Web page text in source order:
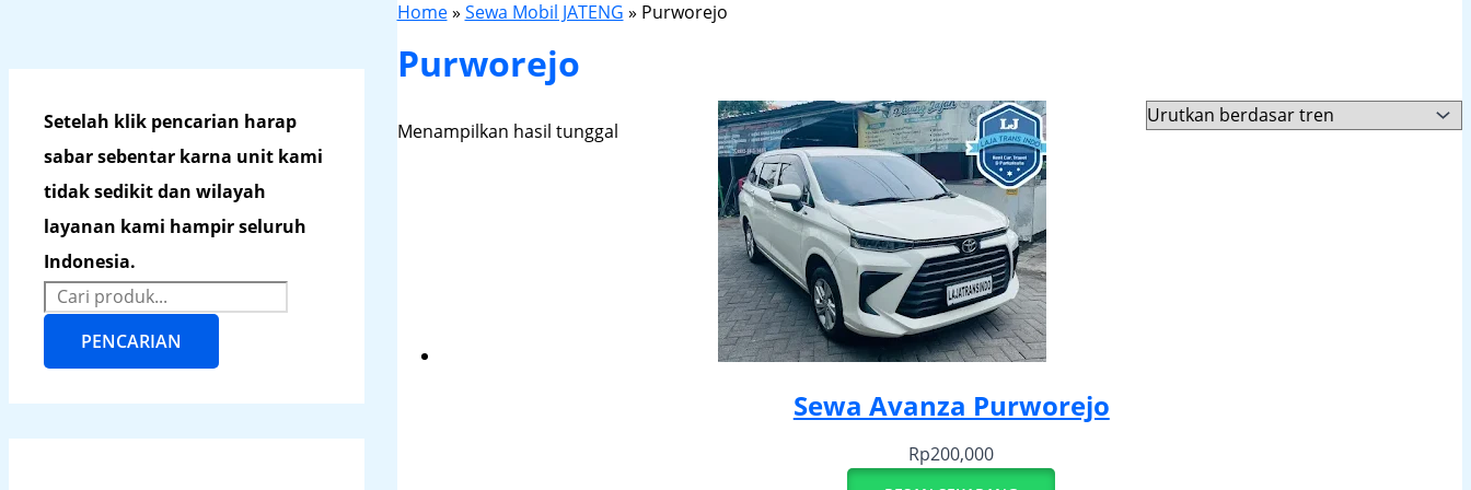
Setelah klik pencarian harap
sabar sebentar karna unit kami
tidak sedikit dan wilayah
layanan kami hampir seluruh
Indonesia.
PENCARIAN
Home» Sewa Mobil JATENG » Purworejo
Purworejo
Menampilkan hasil tunggal
Sewa Avanza Purworejo
Rp200,000